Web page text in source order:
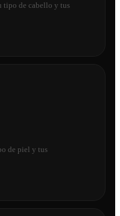
tipo de cabello y tus
de piel y tus